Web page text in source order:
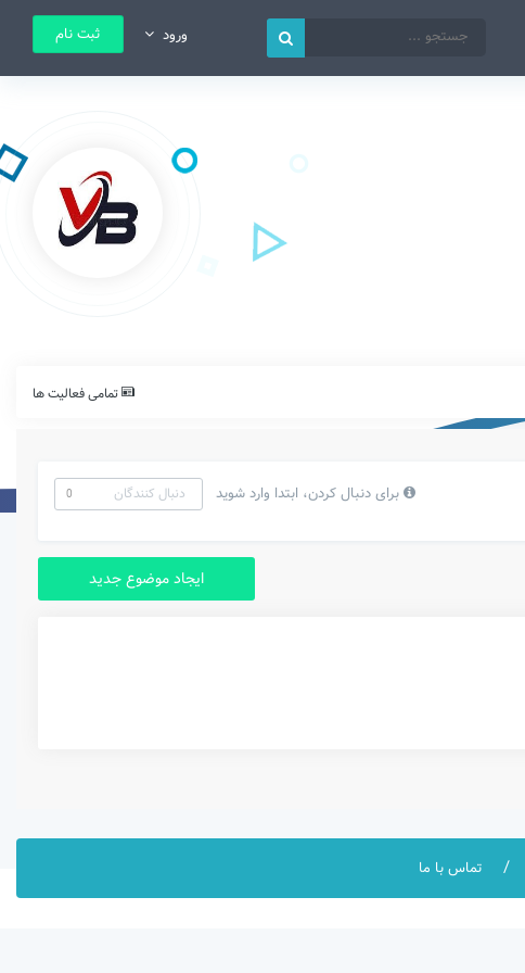
ورود ثبت نام
تمامی فعالیت ها
برای دنبال کردن، ابتدا وارد شوید دنبال کنندگان 0
ایجاد موضوع جدید
تماس با ما